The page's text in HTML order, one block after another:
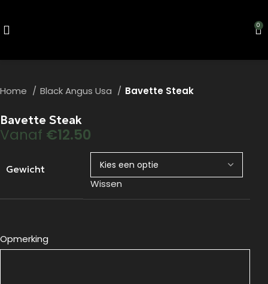
0
Home Black Angus Usa Bavette Steak
Bavette Steak
Vanaf €12.50
Gewicht
Wissen
Opmerking